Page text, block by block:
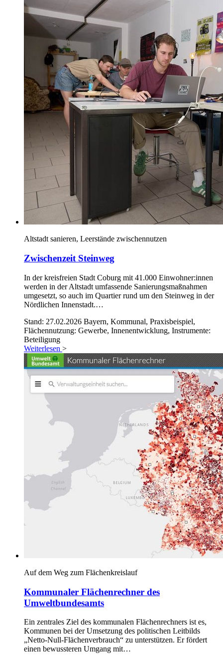
Altstadt sanieren, Leerstände zwischennutzen
Zwischenzeit Steinweg
In der kreisfreien Stadt Coburg mit 41.000 Einwohner:innen
werden in der Altstadt umfassende Sanierungsmaßnahmen
umgesetzt, so auch im Quartier rund um den Steinweg in der
Nördlichen Innenstadt.…
Stand: 27.02.2026 Bayern, Kommunal, Praxisbeispiel,
Flächennutzung: Gewerbe, Innenentwicklung, Instrumente:
Beteiligung
Weiterlesen >
Auf dem Weg zum Flächenkreislauf
Kommunaler Flächenrechner des
Umweltbundesamts
Ein zentrales Ziel des kommunalen Flächenrechners ist es,
Kommunen bei der Umsetzung des politischen Leitbilds
„Netto-Null-Flächenverbrauch“ zu unterstützen. Er fördert
einen bewussteren Umgang mit…